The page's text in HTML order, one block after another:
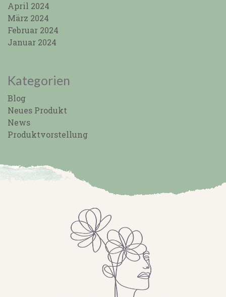
April 2024
März 2024
Februar 2024
Januar 2024
Kategorien
Blog
Neues Produkt
News
Produktvorstellung